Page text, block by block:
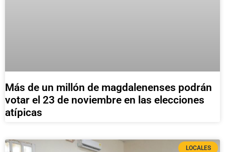
Más de un millón de magdalenenses podrán
votar el 23 de noviembre en las elecciones
atípicas
LOCALES